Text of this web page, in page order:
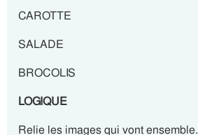
CAROTTE
SALADE
BROCOLIS
LOGIQUE
Relie les images qui vont ensemble.